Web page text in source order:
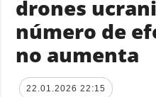
drones
número de
no aumenta
22.01.2026 22:15